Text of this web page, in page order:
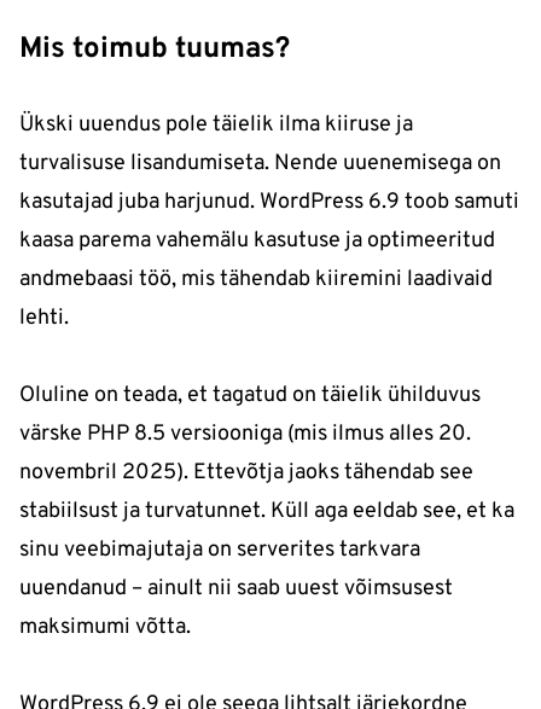
Mis toimub tuumas?
Ükski uuendus pole täielik ilma kiiruse ja
turvalisuse lisandumiseta. Nende uuenemisega on
kasutajad juba harjunud. WordPress 6.9 toob samuti
kaasa parema vahemälu kasutuse ja optimeeritud
andmebaasi töö, mis tähendab kiiremini laadivaid
lehti.
Oluline on teada, et tagatud on täielik ühilduvus
värske PHP 8.5 versiooniga (mis ilmus alles 20.
novembril 2025). Ettevõtja jaoks tähendab see
stabiilsust ja turvatunnet. Küll aga eeldab see, et ka
sinu veebimajutaja on serverites tarkvara
uuendanud – ainult nii saab uuest võimsusest
maksimumi võtta.